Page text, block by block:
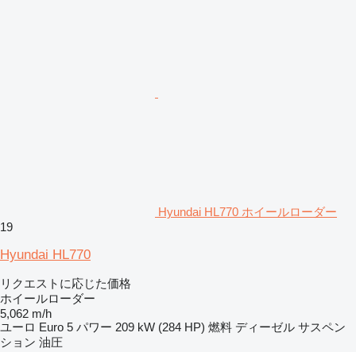
Hyundai HL770 ホイールローダー
19
Hyundai HL770
リクエストに応じた価格
ホイールローダー
5,062 m/h
ユーロ Euro 5 パワー 209 kW (284 HP) 燃料 ディーゼル サスペン
ション 油圧